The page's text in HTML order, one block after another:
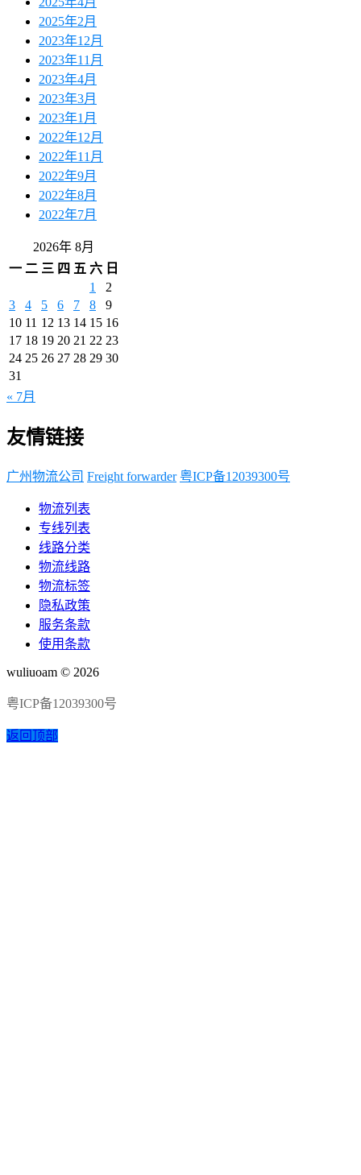
2025年2月
2023年12月
2023年11月
2023年4月
2023年3月
2023年1月
2022年12月
2022年11月
2022年9月
2022年8月
2022年7月
2026年 8月
一 二 三 四 五 六 日
1
2
3
4 5 6 7 8
9
10 11 12 13 14 15 16
17 18 19 20 21 22 23
24 25 26 27 28 29 30
31
« 7月
友情链接
广州物流公司 Freight forwarder 粤ICP备12039300号
物流列表
专线列表
线路分类
物流线路
物流标签
隐私政策
服务条款
使用条款
wuliuoam © 2026
粤ICP备12039300号
返回顶部